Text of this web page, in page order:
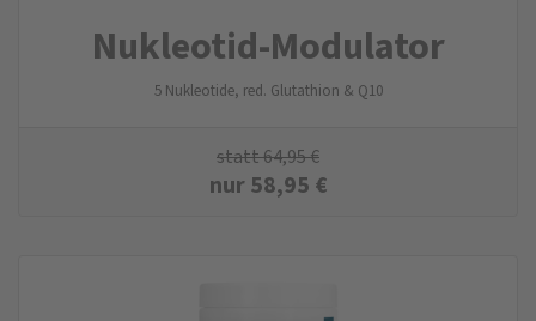
Nukleotid-Modulator
5 Nukleotide, red. Glutathion & Q10
statt64,95€
nur58,95 €